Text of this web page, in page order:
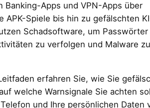
Banking-Apps und VPN-Apps über
APK-Spiele bis hin zu gefälschten
Schadsoftware, um Passwörter
zu verfolgen und Malware zu
erfahren Sie, wie Sie
welche Warnsignale Sie achten
und Ihre persönlichen Daten